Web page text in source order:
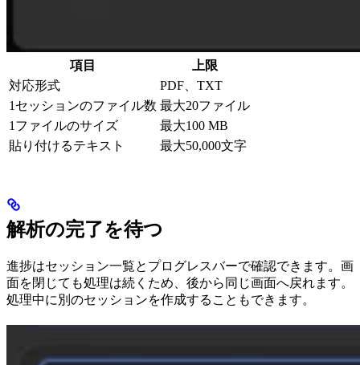
項目
上限
対応形式
PDF、TXT
1セッションのファイル数 最大20ファイル
1ファイルのサイズ
最大100 MB
貼り付けるテキスト
最大50,000文字
解析の完了を待つ
進捗はセッション一覧とプログレスバーで確認できます。画
面を閉じても処理は続くため、後から同じ画面へ戻れます。
処理中に別のセッションを作成することもできます。